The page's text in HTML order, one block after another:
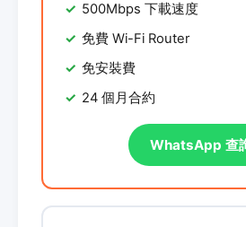
500Mbps 下載速度
免費 Wi-Fi Router
免安裝費
24 個月合約
WhatsApp 查